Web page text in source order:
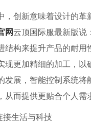
，创新意味着设计的革
网云顶国际服最新版说
结构来提升产品的耐用
现更加精细的加工，以
发展，智能控制系统将
从而提供更贴合个人需
接生活与科技